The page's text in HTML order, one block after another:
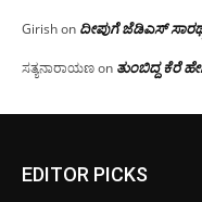
Girishon ದೀಪುಗೆ ಜೆಡಿಎಸ್
ಸತ್ಯನಾರಾಯಣon ತುಂಬಿದ್ದ ಕೆರೆ
EDITOR PICKS